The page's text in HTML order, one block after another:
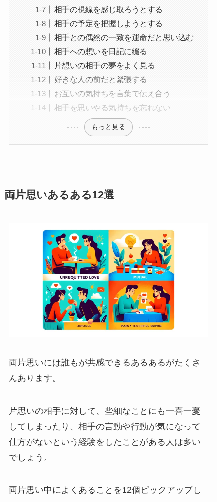
相手の視線を感じ取ろうとする
相手の予定を把握しようとする
相手との偶然の一致を運命だと思い込む
相手への想いを日記に綴る
片想いの相手の夢をよく見る
好きな人の前だと緊張する
お互いの気持ちを言葉で伝え合う
相手を思いやる気持ちを忘れない
もっと見る
両片思いあるある12選
両片思いには誰もが共感できるあるあるがたくさ
んあります。
片思いの相手に対して、些細なことにも一喜一憂
してしまったり、相手の言動や行動が気になって
仕方がないという経験をしたことがある人は多い
でしょう。
両片思い中によくあることを12個ピックアップし